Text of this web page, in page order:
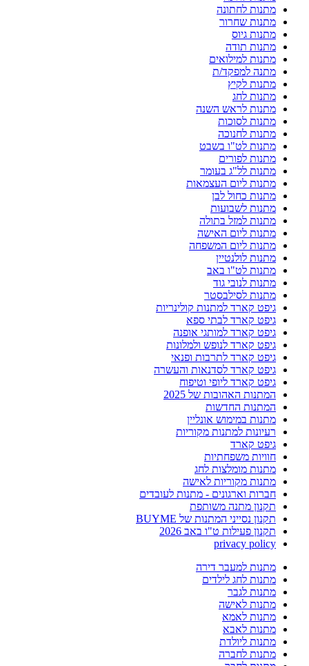
מתנות לחתונה
מתנות שחרור
מתנות גיוס
מתנות תודה
מתנות למילואים
מתנה למפקד/ת
מתנות לקיץ
מתנות לחג
מתנות לראש השנה
מתנות לסוכות
מתנות לחנוכה
מתנות לט"ו בשבט
מתנות לפורים
מתנות לל"ג בעומר
מתנות ליום העצמאות
מתנות כחול לבן
מתנות לשבועות
מתנות למזל בתולה
מתנות ליום האישה
מתנות ליום המשפחה
מתנות לולנטיין
מתנות לט"ו באב
מתנות לנובי גוד
מתנות לסילבסטר
גיפט קארד למתנות קולינריות
גיפט קארד לבתי ספא
גיפט קארד למותגי אופנה
גיפט קארד לנופש ולמלונות
גיפט קארד לתרבות ופנאי
גיפט קארד לסדנאות והעשרה
גיפט קארד ליופי וטיפוח
המתנות האהובות של 2025
המתנות החדשות
מתנות במימוש אונליין
רעיונות למתנות מקוריות
גיפט קארד
חוויות משפחתיות
מתנות מומלצות לחג
מתנות מקוריות לאישה
חברות וארגונים - מתנות לעובדים
תקנון מתנה משותפת
תקנון נסייני המתנות של BUYME
תקנון פעילות ט"ו באב 2026
privacy policy
מתנות למעבר דירה
מתנות לחג לילדים
מתנות לגבר
מתנות לאישה
מתנות לאמא
מתנות לאבא
מתנות ליולדת
מתנות לחברה